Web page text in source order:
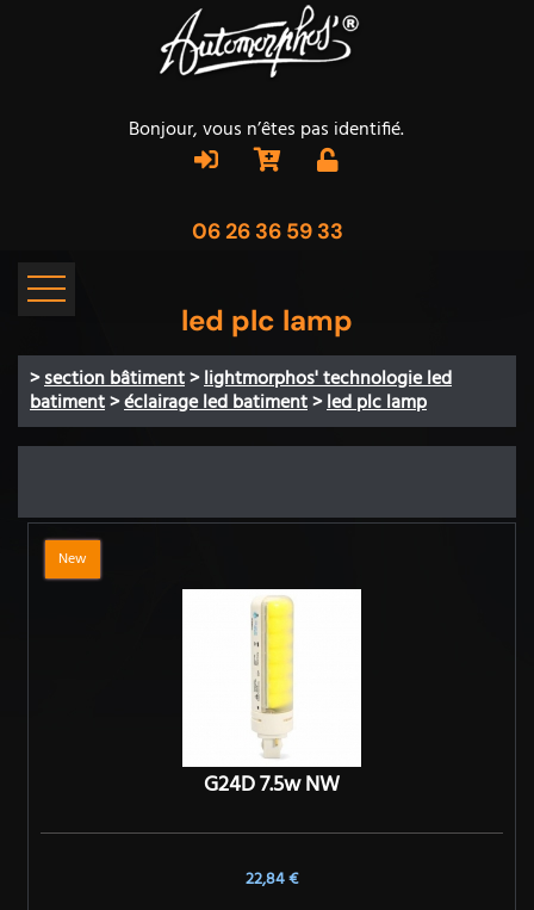
Bonjour, vous n’êtes pas identifié.
06 26 36 59 33
led plc lamp
>section bâtiment>lightmorphos' technologie led
batiment>éclairage led batiment>led plc lamp
New
G24D 7.5w NW
22,84 €